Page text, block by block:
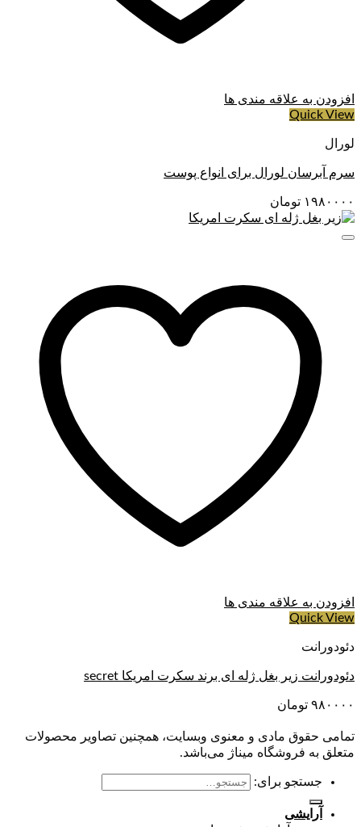
افزودن به علاقه مندی ها
Quick View
لورال
سرم آبرسان لورال برای انواع پوست
۱۹۸۰۰۰۰ تومان
افزودن به علاقه مندی ها
Quick View
دئودورانت
دئودورانت زیر بغل ژله ای برند سکرت امریکا secret
۹۸۰۰۰۰ تومان
تمامی حقوق مادی و معنوی وبسایت، همچنین تصاویر محصولات
متعلق به فروشگاه میناژ می‌باشد.
جستجو برای:
آرایشی